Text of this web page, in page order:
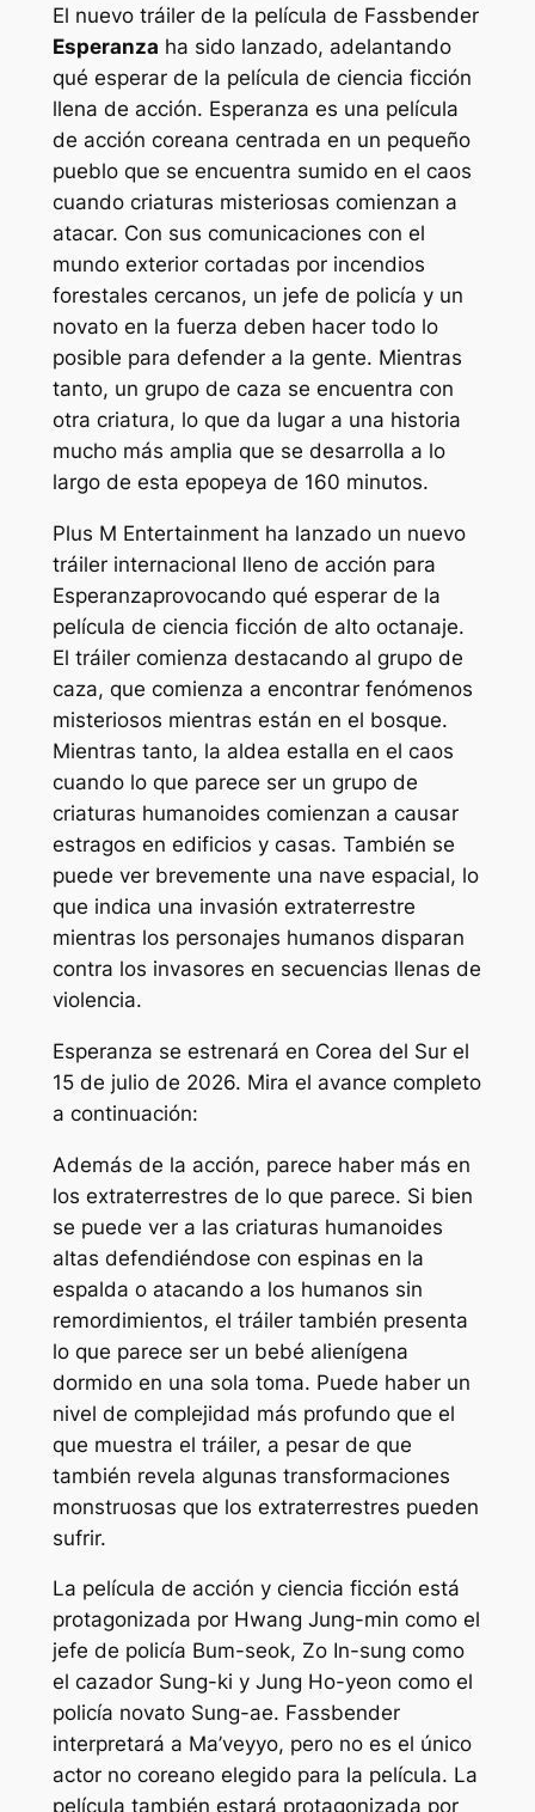
El nuevo tráiler de la película de Fassbender
Esperanza ha sido lanzado, adelantando
qué esperar de la película de ciencia ficción
llena de acción. Esperanza es una película
de acción coreana centrada en un pequeño
pueblo que se encuentra sumido en el caos
cuando criaturas misteriosas comienzan a
atacar. Con sus comunicaciones con el
mundo exterior cortadas por incendios
forestales cercanos, un jefe de policía y un
novato en la fuerza deben hacer todo lo
posible para defender a la gente. Mientras
tanto, un grupo de caza se encuentra con
otra criatura, lo que da lugar a una historia
mucho más amplia que se desarrolla a lo
largo de esta epopeya de 160 minutos.
Plus M Entertainment ha lanzado un nuevo
tráiler internacional lleno de acción para
Esperanzaprovocando qué esperar de la
película de ciencia ficción de alto octanaje.
El tráiler comienza destacando al grupo de
caza, que comienza a encontrar fenómenos
misteriosos mientras están en el bosque.
Mientras tanto, la aldea estalla en el caos
cuando lo que parece ser un grupo de
criaturas humanoides comienzan a causar
estragos en edificios y casas. También se
puede ver brevemente una nave espacial, lo
que indica una invasión extraterrestre
mientras los personajes humanos disparan
contra los invasores en secuencias llenas de
violencia.
Esperanza se estrenará en Corea del Sur el
15 de julio de 2026. Mira el avance completo
a continuación:
Además de la acción, parece haber más en
los extraterrestres de lo que parece. Si bien
se puede ver a las criaturas humanoides
altas defendiéndose con espinas en la
espalda o atacando a los humanos sin
remordimientos, el tráiler también presenta
lo que parece ser un bebé alienígena
dormido en una sola toma. Puede haber un
nivel de complejidad más profundo que el
que muestra el tráiler, a pesar de que
también revela algunas transformaciones
monstruosas que los extraterrestres pueden
sufrir.
La película de acción y ciencia ficción está
protagonizada por Hwang Jung-min como el
jefe de policía Bum-seok, Zo In-sung como
el cazador Sung-ki y Jung Ho-yeon como el
policía novato Sung-ae. Fassbender
interpretará a Ma’veyyo, pero no es el único
actor no coreano elegido para la película. La
película también estará protagonizada por